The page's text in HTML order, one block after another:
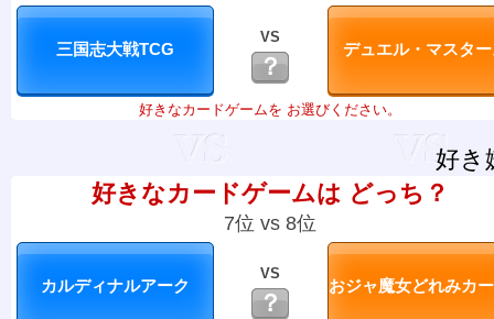
VS
？
好きなカードゲームを お選びください。
好き
好きなカードゲームは どっち？
7位 vs 8位
VS
？